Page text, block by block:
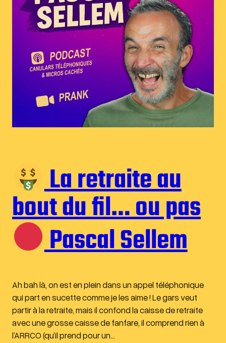
La retraite au
bout du fil… ou pas
Pascal Sellem
Ah bah là, on est en plein dans un appel téléphonique
qui part en sucette comme je les aime ! Le gars veut
partir à la retraite, mais il confond la caisse de retraite
avec une grosse caisse de fanfare, il comprend rien à
l’ARRCO (qu’il prend pour un…